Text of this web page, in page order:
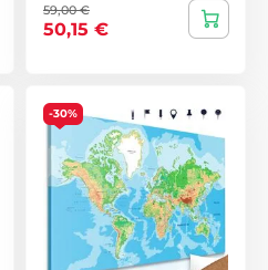
59,00 €
50,15 €
-30%